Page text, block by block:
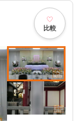
比較